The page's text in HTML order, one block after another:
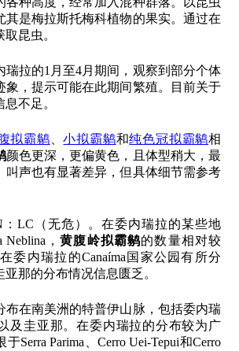
其是梅拉斯托梅科植物的果实。通过在
昆虫。
瑞拉的1月至4月期间，观察到部分个体
象，提示可能在此期间繁殖。目前关于
不足。
拟霸鹟 、小拟霸鹟和纯色冠拟霸鹟相
颜色更深，更偏黄色，且体型稍大，最
叫声也有显著差异，但具体细节需参考
：LC（无危）。在委内瑞拉的某些地
Neblina，黄腹岭拟霸鹟的数量相对较
委内瑞拉的Canaíma国家公园有所分
那的分布情况信息匮乏。
布在南美洲的特普伊山脉，包括委内瑞
及圭亚那。在委内瑞拉的分布较为广
Serra Parima、Cerro Uei-Tepui和Cerro